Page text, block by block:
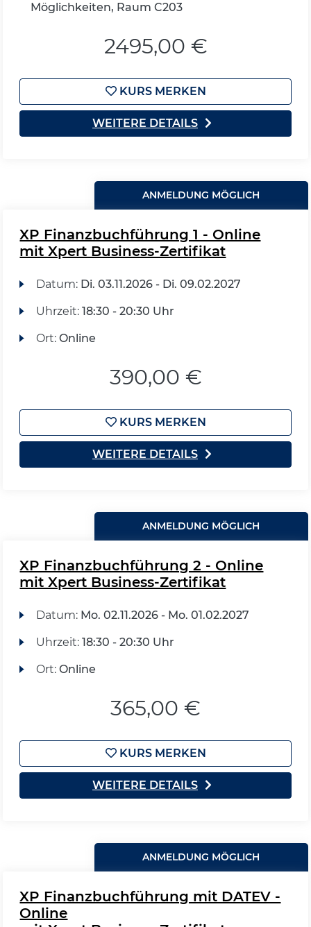
Möglichkeiten, Raum C203
2495,00 €
KURS MERKEN
WEITERE DETAILS
ANMELDUNG MÖGLICH
XP Finanzbuchführung 1 - Online
mit Xpert Business-Zertifikat
Datum: Di. 03.11.2026 - Di. 09.02.2027
Uhrzeit: 18:30 - 20:30 Uhr
Ort: Online
390,00 €
KURS MERKEN
WEITERE DETAILS
ANMELDUNG MÖGLICH
XP Finanzbuchführung 2 - Online
mit Xpert Business-Zertifikat
Datum: Mo. 02.11.2026 - Mo. 01.02.2027
Uhrzeit: 18:30 - 20:30 Uhr
Ort: Online
365,00 €
KURS MERKEN
WEITERE DETAILS
ANMELDUNG MÖGLICH
XP Finanzbuchführung mit DATEV -
Online